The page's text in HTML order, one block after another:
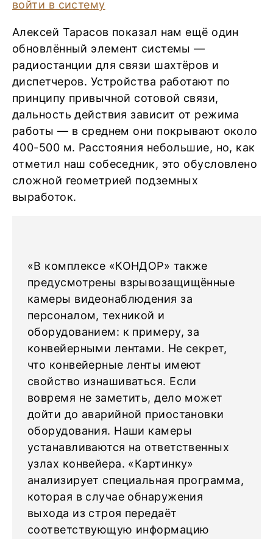
Алексей Тарасов показал нам ещё один
обновлённый элемент системы —
радиостанции для связи шахтёров и
диспетчеров. Устройства работают по
принципу привычной сотовой связи,
дальность действия зависит от режима
работы — в среднем они покрывают около
400-500 м. Расстояния небольшие, но, как
отметил наш собеседник, это обусловлено
сложной геометрией подземных
выработок.
«В комплексе «КОНДОР» также
предусмотрены взрывозащищённые
камеры видеонаблюдения за
персоналом, техникой и
оборудованием: к примеру, за
конвейерными лентами. Не секрет,
что конвейерные ленты имеют
свойство изнашиваться. Если
вовремя не заметить, дело может
дойти до аварийной приостановки
оборудования. Наши камеры
устанавливаются на ответственных
узлах конвейера. «Картинку»
анализирует специальная программа,
которая в случае обнаружения
выхода из строя передаёт
соответствующую информацию